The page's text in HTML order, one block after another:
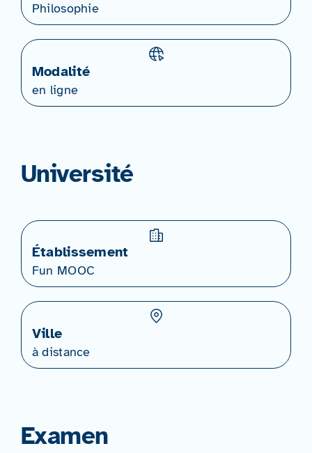
Philosophie
Modalité
en ligne
Université
Établissement
Fun MOOC
Ville
à distance
Examen